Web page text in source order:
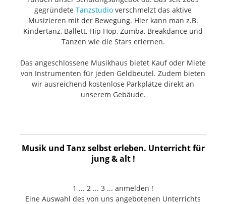
Neck Pickup Configuration: SSS
Hardware Bridge: deluxe
synchronisiertes 2-Punkt Tremolo mit
steckbarem Hebel Hardware Finish:
Deluxe Cast/Sealed Locking Pickguard:
3-Ply Mint Green Control Knobs: Aged
White Soft Touch Knobs Switch Tip:
Plated Steel (.009-.042 Gauges)
Accessories Case/Gig Bag:Elite Molded
gegründete Tanzstudio verschmelzt das aktive
Musizieren mit der Bewegung. Hier kann man z.B.
Kindertanz, Ballett, Hip Hop, Zumba, Breakdance und
Tanzen wie die Stars erlernen.
Das angeschlossene Musikhaus bietet Kauf oder Miete
von Instrumenten für jeden Geldbeutel. Zudem bieten
wir ausreichend kostenlose Parkplätze direkt an
unserem Gebäude.
Musik und Tanz selbst erleben. Unterricht für
jung & alt !
1 ... 2 ... 3 ... anmelden !
Eine Auswahl des von uns angebotenen Unterrichts